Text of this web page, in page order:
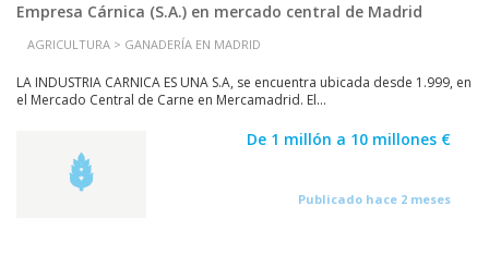
Empresa Cárnica (S.A.) en mercado central de Madrid
AGRICULTURA > GANADERÍA EN MADRID
LA INDUSTRIA CARNICA ES UNA S.A, se encuentra ubicada desde 1.999, en
el Mercado Central de Carne en Mercamadrid. El...
De 1 millón a 10 millones €
Publicado hace 2 meses